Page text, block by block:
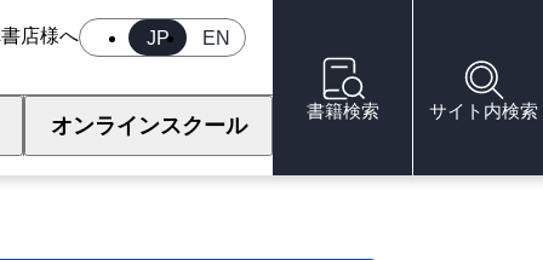
JP EN
書店様へ
オンラインスクール
書籍検索 サイト内検索